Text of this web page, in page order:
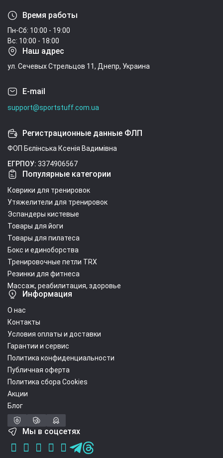
Время работы
Пн-Сб: 10:00 - 19:00
Вс: 10:00 - 18:00
Наш адрес
ул. Сечевых Стрельцов 11, Днепр, Украина
E-mail
support@sportstuff.com.ua
Регистрационные данные ФЛП
ФОП Бєлінська Ксенія Вадимівна
ЕГРПОУ: 3374906567
Популярные категории
Коврики для тренировок
Утяжелители для тренировок
Эспандеры кистевые
Товары для йоги
Товары для пилатеса
Бокс и единоборства
Тренировочные петли TRX
Резинки для фитнеса
Массаж, реабилитация, здоровье
Информация
О нас
Контакты
Условия оплаты и доставки
Гарантии и сервис
Политика конфиденциальности
Публичная оферта
Политика сбора Cookies
Акции
Блог
Мы в соцсетях